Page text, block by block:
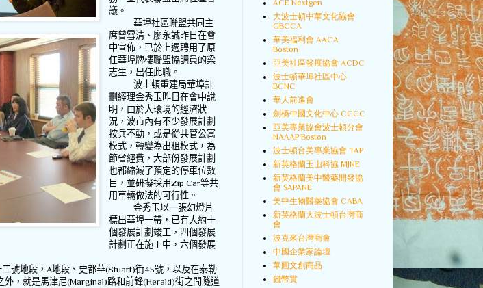
議。
華埠社區聯盟共同主
席曾雪清、廖永誠昨日在會
中宣佈，已於上週聘用了原
任華埠牌樓聯盟協調員的梁
志生，出任此職。
波士頓重建局華埠計
劃經理金秀玉昨日在會中說
明，由於大環境的經濟狀
況，波市內有不少發展計劃
按兵不動，或是從共管公寓
模式，轉變為出租模式，為
節省經費，大部份發展計劃
也都縮減了預定的停車位數
目，並研擬採用Zip Car等共
用車輛做法的可行性。
金秀玉以一張幻燈片
標出華埠一帶，已有大約十
個發展計劃竣工，四個發展
計劃正在施工中，六個發展
號地段， A地段、史都華(Stuart)街45號，以及在泰勒
外，就是馬津尼(Marginal)路和前鋒(Herald)街之間隧道
ACE Nextgen
大波士頓中華文化協會
GBCCA
華美福利會 AACA
Boston
亞美社區發展協會 ACDC
波士頓華埠社區中心
BCNC
華人前進會
劍橋中國文化中心 CCCC
亞美專業協會波士頓分會
NAAAP Boston
波士頓台美專業協會 TAP
新英格蘭玉山科協 MJNE
新英格蘭美中醫藥開發協
會 SAPANE
美中生物醫藥協會 CABA
新英格蘭大波士頓台灣商
會
波克來台灣商會
中國企業家論壇
華圓文創商品
錢幣賞